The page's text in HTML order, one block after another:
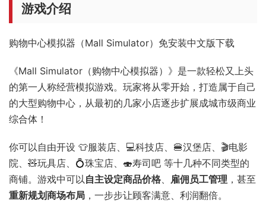
游戏介绍
购物中心模拟器（Mall Simulator）免安装中文版下载
《Mall Simulator（购物中心模拟器）》是一款轻松又上头
的第一人称经营模拟游戏。玩家将从零开始，打造属于自己
的大型购物中心，从最初的几家小店逐步扩展成城市级商业
综合体！
你可以自由开设 👕服装店、💻科技店、🍔汉堡店、🎬电影
院、🧸玩具店、💍珠宝店、🍣寿司吧 等十几种不同类型的
商铺。游戏中可以 自主设定商品价格 雇佣员工管理 ，甚至
重新规划商场布局 ，一步步让顾客满意、利润翻倍。